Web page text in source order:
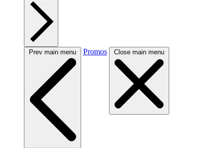
Prev main menu Promos Close main menu